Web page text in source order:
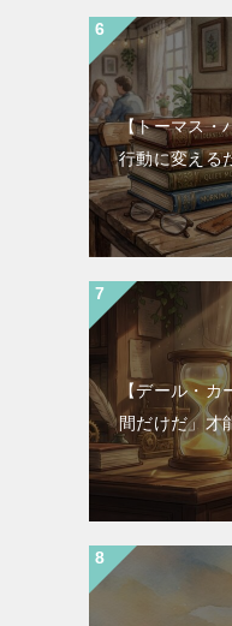
【トーマス・
行動に変える
【デール・
間だけだ」才